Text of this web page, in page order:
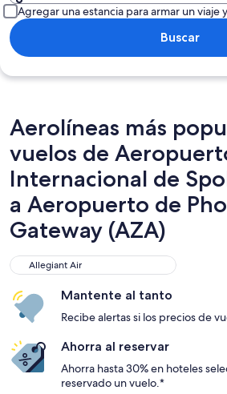
Agregar una estancia para armar un viaje
Buscar
Aerolíneas más
vuelos de
Internacional de
a Aeropuerto de
Gateway (AZA)
Allegiant Air
Allegiant Air
Mantente al tanto
Recibe alertas si los precios de
Ahorra al reservar
Ahorra hasta 30% en hoteles
reservado un vuelo.*